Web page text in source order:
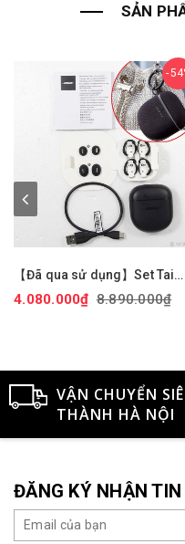
SẢN
【Đã qua sử dụng】Set Tai
nghe Bose chính hãng -
QuietComfort Earbuds II
4.080.000₫ 8.890.000₫
VẬN CHUYỂN
THÀNH HÀ NỘI
ĐĂNG KÝ NHẬN TIN